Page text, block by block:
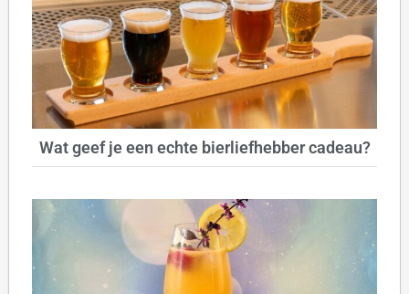
Wat geef je een echte bierliefhebber cadeau?